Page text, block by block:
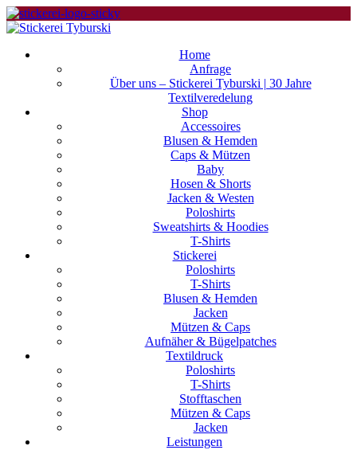
Home
Anfrage
Über uns – Stickerei Tyburski | 30 Jahre
Textilveredelung
Shop
Accessoires
Blusen & Hemden
Caps & Mützen
Baby
Hosen & Shorts
Jacken & Westen
Poloshirts
Sweatshirts & Hoodies
T-Shirts
Stickerei
Poloshirts
T-Shirts
Blusen & Hemden
Jacken
Mützen & Caps
Aufnäher & Bügelpatches
Textildruck
Poloshirts
T-Shirts
Stofftaschen
Mützen & Caps
Jacken
Leistungen